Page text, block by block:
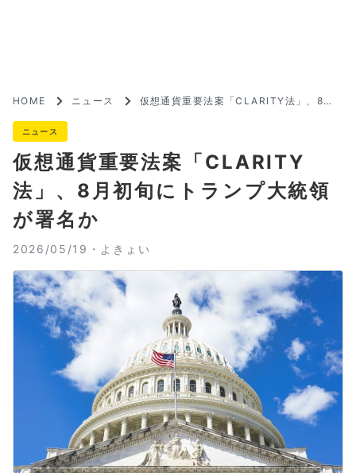
HOME ニュース
仮想通貨重要法案「CLARITY法」、8月
ニュース
仮想通貨重要法案「CLARITY
法」、8月初旬にトランプ大統領
が署名か
2026/05/19・ よきょい